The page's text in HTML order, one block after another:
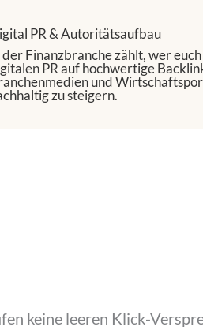
PR & Autoritätsaufbau
der Finanzbranche zählt, wer
PRauf hochwertige
und
zu steigern.
keine leeren Klick-